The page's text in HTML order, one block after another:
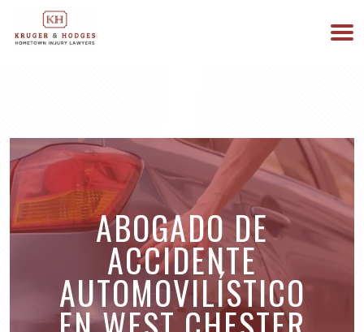
ESTAMOS DISPONIBLES 24/7
ABOGADO DE
ACCIDENTE
AUTOMOVILÍSTICO